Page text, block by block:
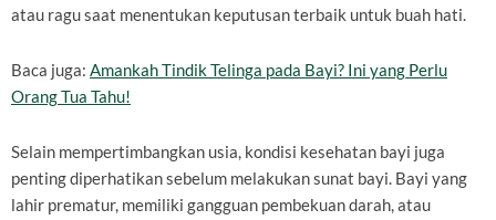
atau ragu saat menentukan keputusan terbaik untuk buah hati.
Baca juga: Amankah Tindik Telinga pada Bayi? Ini yang Perlu
Orang Tua Tahu!
Selain mempertimbangkan usia, kondisi kesehatan bayi juga
penting diperhatikan sebelum melakukan sunat bayi. Bayi yang
lahir prematur, memiliki gangguan pembekuan darah, atau